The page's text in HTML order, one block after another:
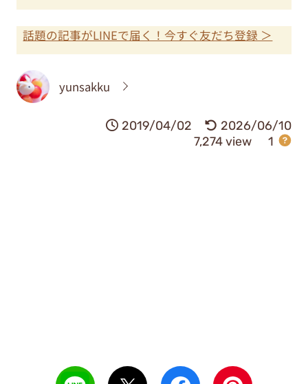
話題の記事がLINEで届く！今すぐ友だち登録 ＞
yunsakku
2019/04/02
2026/06/10
7,274 view
1